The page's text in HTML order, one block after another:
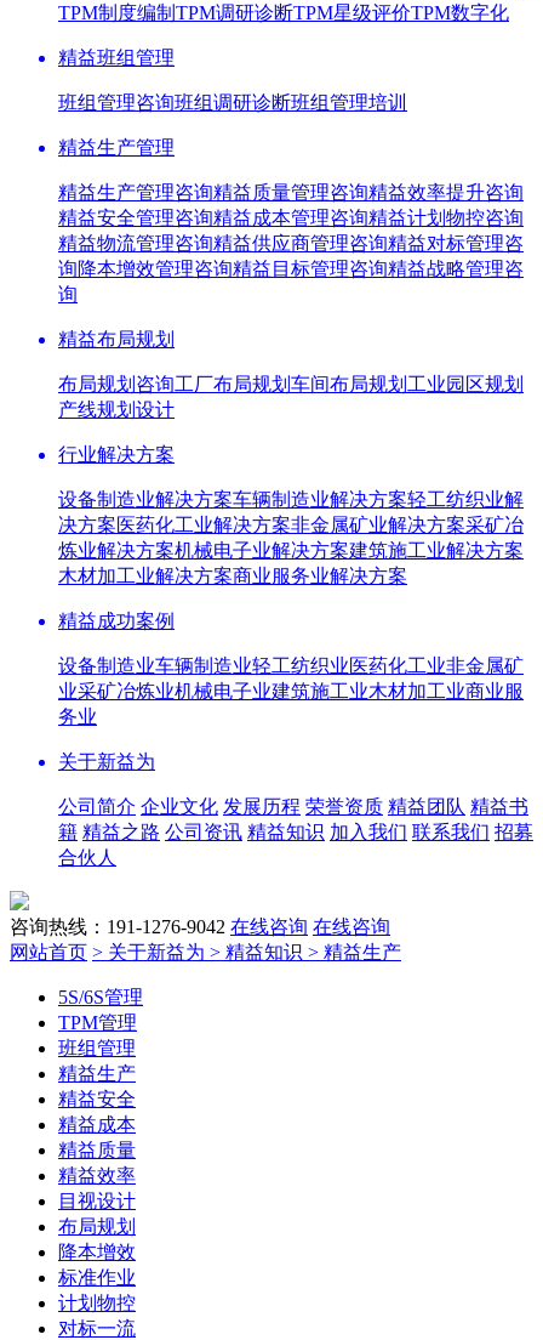
TPM制度编制 TPM调研诊断TPM星级评价TPM数字化
精益班组管理
班组管理咨询班组调研诊断班组管理培训
精益生产管理
精益生产管理咨询精益质量管理咨询精益效率提升咨询
精益安全管理咨询精益成本管理咨询精益计划物控咨询
精益物流管理咨询精益供应商管理咨询精益对标管理咨
询降本增效管理咨询精益目标管理咨询精益战略管理咨
询
精益布局规划
布局规划咨询工厂布局规划 车间布局规划 工业园区规划
产线规划设计
行业解决方案
设备制造业解决方案车辆制造业解决方案轻工纺织业解
决方案医药化工业解决方案非金属矿业解决方案采矿冶
炼业解决方案机械电子业解决方案建筑施工业解决方案
木材加工业解决方案商业服务业解决方案
精益成功案例
设备制造业车辆制造业轻工纺织业医药化工业非金属矿
业采矿冶炼业机械电子业建筑施工业木材加工业商业服
务业
关于新益为
公司简介 企业文化 发展历程 荣誉资质 精益团队 精益书
籍 精益之路 公司资讯 精益知识 加入我们 联系我们 招募
合伙人
咨询热线：191-1276-9042 在线咨询 在线咨询
网站首页 > 关于新益为 > 精益知识 > 精益生产
5S/6S管理
TPM管理
班组管理
精益生产
精益安全
精益成本
精益质量
精益效率
目视设计
布局规划
降本增效
标准作业
计划物控
对标一流